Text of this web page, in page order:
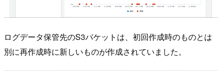
ログデータ保管先のS3バケットは、初回作成時のものとは
別に再作成時に新しいものが作成されていました。